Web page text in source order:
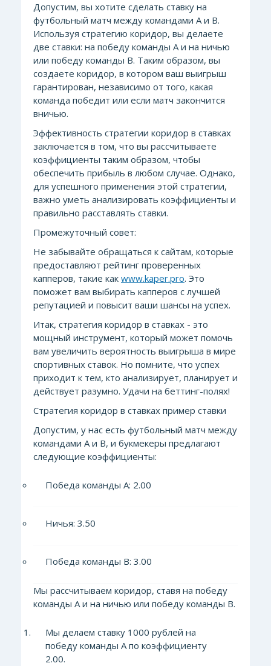
Допустим, вы хотите сделать ставку на
футбольный матч между командами А и В.
Используя стратегию коридор, вы делаете
две ставки: на победу команды А и на ничью
или победу команды В. Таким образом, вы
создаете коридор, в котором ваш выигрыш
гарантирован, независимо от того, какая
команда победит или если матч закончится
вничью.
Эффективность стратегии коридор в ставках
заключается в том, что вы рассчитываете
коэффициенты таким образом, чтобы
обеспечить прибыль в любом случае. Однако,
для успешного применения этой стратегии,
важно уметь анализировать коэффициенты и
правильно расставлять ставки.
Промежуточный совет:
Не забывайте обращаться к сайтам, которые
предоставляют рейтинг проверенных
капперов, такие как www.kaper.pro. Это
поможет вам выбирать капперов с лучшей
репутацией и повысит ваши шансы на успех.
Итак, стратегия коридор в ставках - это
мощный инструмент, который может помочь
вам увеличить вероятность выигрыша в мире
спортивных ставок. Но помните, что успех
приходит к тем, кто анализирует, планирует и
действует разумно. Удачи на беттинг-полях!
Стратегия коридор в ставках пример ставки
Допустим, у нас есть футбольный матч между
командами А и В, и букмекеры предлагают
следующие коэффициенты:
Победа команды А: 2.00
Ничья: 3.50
Победа команды В: 3.00
Мы рассчитываем коридор, ставя на победу
команды А и на ничью или победу команды В.
Мы делаем ставку 1000 рублей на
победу команды А по коэффициенту
2.00.